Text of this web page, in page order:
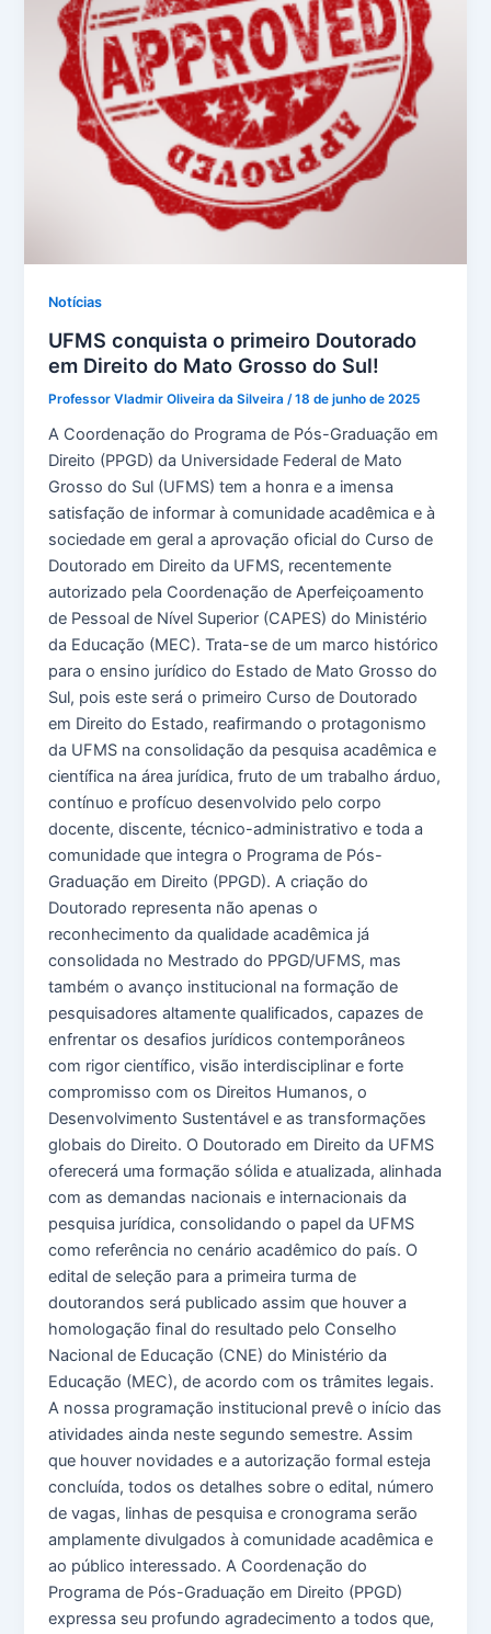
Notícias
UFMS conquista o primeiro Doutorado
em Direito do Mato Grosso do Sul!
Professor Vladmir Oliveira da Silveira /18 de junho de 2025
A Coordenação do Programa de Pós-Graduação em
Direito (PPGD) da Universidade Federal de Mato
Grosso do Sul (UFMS) tem a honra e a imensa
satisfação de informar à comunidade acadêmica e à
sociedade em geral a aprovação oficial do Curso de
Doutorado em Direito da UFMS, recentemente
autorizado pela Coordenação de Aperfeiçoamento
de Pessoal de Nível Superior (CAPES) do Ministério
da Educação (MEC). Trata-se de um marco histórico
para o ensino jurídico do Estado de Mato Grosso do
Sul, pois este será o primeiro Curso de Doutorado
em Direito do Estado, reafirmando o protagonismo
da UFMS na consolidação da pesquisa acadêmica e
científica na área jurídica, fruto de um trabalho árduo,
contínuo e profícuo desenvolvido pelo corpo
docente, discente, técnico-administrativo e toda a
comunidade que integra o Programa de Pós-
Graduação em Direito (PPGD). A criação do
Doutorado representa não apenas o
reconhecimento da qualidade acadêmica já
consolidada no Mestrado do PPGD/UFMS, mas
também o avanço institucional na formação de
pesquisadores altamente qualificados, capazes de
enfrentar os desafios jurídicos contemporâneos
com rigor científico, visão interdisciplinar e forte
compromisso com os Direitos Humanos, o
Desenvolvimento Sustentável e as transformações
globais do Direito. O Doutorado em Direito da UFMS
oferecerá uma formação sólida e atualizada, alinhada
com as demandas nacionais e internacionais da
pesquisa jurídica, consolidando o papel da UFMS
como referência no cenário acadêmico do país. O
edital de seleção para a primeira turma de
doutorandos será publicado assim que houver a
homologação final do resultado pelo Conselho
Nacional de Educação (CNE) do Ministério da
Educação (MEC), de acordo com os trâmites legais.
A nossa programação institucional prevê o início das
atividades ainda neste segundo semestre. Assim
que houver novidades e a autorização formal esteja
concluída, todos os detalhes sobre o edital, número
de vagas, linhas de pesquisa e cronograma serão
amplamente divulgados à comunidade acadêmica e
ao público interessado. A Coordenação do
Programa de Pós-Graduação em Direito (PPGD)
expressa seu profundo agradecimento a todos que,